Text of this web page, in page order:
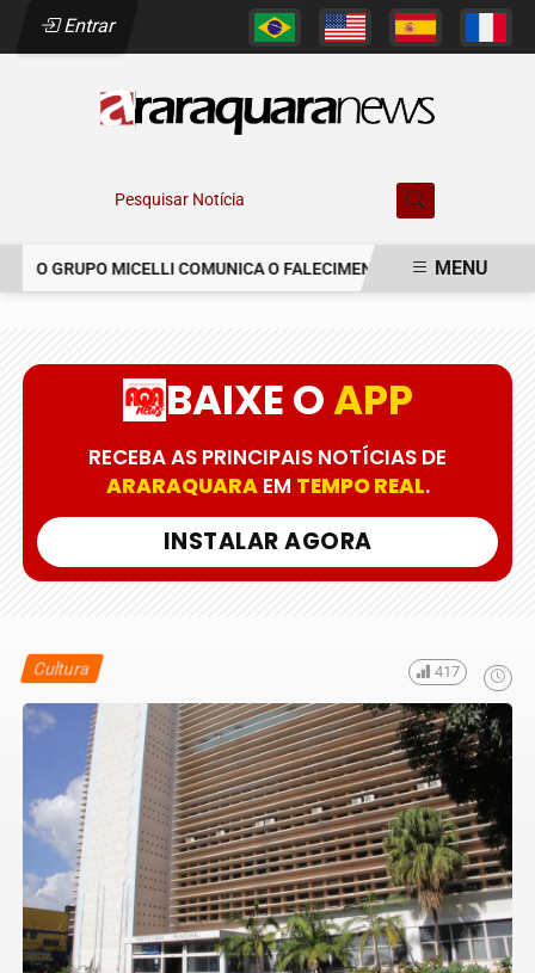
Entrar
Pesquisar Notícia
O GRUPO MICELLI COMUNICA O FALECIMENTO DO SR. MARCELO
MENU
BAIXE OAPP
RECEBA AS PRINCIPAIS NOTÍCIAS DE
ARARAQUARAEM TEMPO REAL.
INSTALAR AGORA
Cultura 417